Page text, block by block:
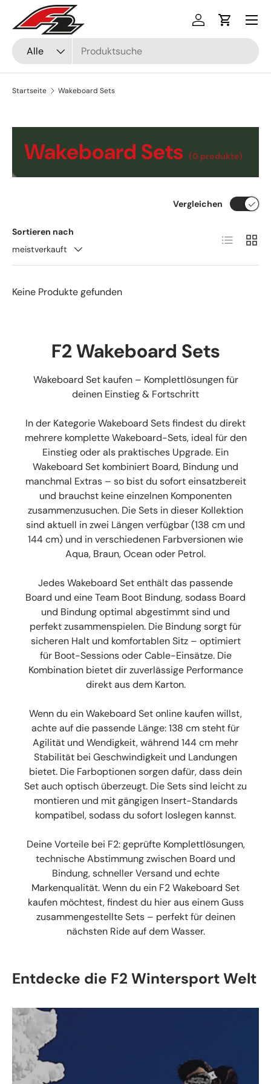
Direkt zum Inhalt
Suchen
Art
Alle
Einloggen
Menü
Startseite Wakeboard Sets
Wakeboard Sets (0 produkte)
Sortieren nach
meistverkauft
Vergleichen
Keine Produkte gefunden
F2 Wakeboard Sets
Wakeboard Set kaufen – Komplettlösungen für
deinen Einstieg & Fortschritt
In der Kategorie Wakeboard Sets findest du direkt
mehrere komplette Wakeboard-Sets, ideal für den
Einstieg oder als praktisches Upgrade. Ein
Wakeboard Set kombiniert Board, Bindung und
manchmal Extras – so bist du sofort einsatzbereit
und brauchst keine einzelnen Komponenten
zusammenzusuchen. Die Sets in dieser Kollektion
sind aktuell in zwei Längen verfügbar (138 cm und
144 cm) und in verschiedenen Farbversionen wie
Aqua, Braun, Ocean oder Petrol.
Jedes Wakeboard Set enthält das passende
Board und eine Team Boot Bindung, sodass Board
und Bindung optimal abgestimmt sind und
perfekt zusammenspielen. Die Bindung sorgt für
sicheren Halt und komfortablen Sitz – optimiert
für Boot-Sessions oder Cable-Einsätze. Die
Kombination bietet dir zuverlässige Performance
direkt aus dem Karton.
Wenn du ein Wakeboard Set online kaufen willst,
achte auf die passende Länge: 138 cm steht für
Agilität und Wendigkeit, während 144 cm mehr
Stabilität bei Geschwindigkeit und Landungen
bietet. Die Farboptionen sorgen dafür, dass dein
Set auch optisch überzeugt. Die Sets sind leicht zu
montieren und mit gängigen Insert-Standards
kompatibel, sodass du sofort loslegen kannst.
Deine Vorteile bei F2: geprüfte Komplettlösungen,
technische Abstimmung zwischen Board und
Bindung, schneller Versand und echte
Markenqualität. Wenn du ein F2 Wakeboard Set
kaufen möchtest, findest du hier aus einem Guss
zusammengestellte Sets – perfekt für deinen
nächsten Ride auf dem Wasser.
Entdecke die F2 Wintersport Welt